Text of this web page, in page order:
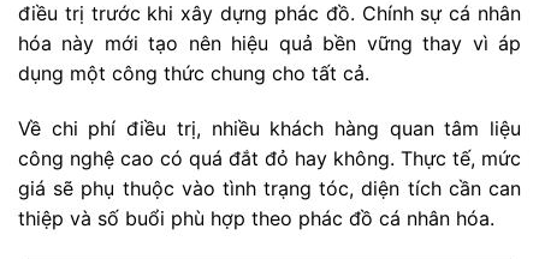
điều trị trước khi xây dựng phác đồ. Chính sự cá nhân
hóa này mới tạo nên hiệu quả bền vững thay vì áp
dụng một công thức chung cho tất cả.
Về chi phí điều trị, nhiều khách hàng quan tâm liệu
công nghệ cao có quá đắt đỏ hay không. Thực tế, mức
giá sẽ phụ thuộc vào tình trạng tóc, diện tích cần can
thiệp và số buổi phù hợp theo phác đồ cá nhân hóa.